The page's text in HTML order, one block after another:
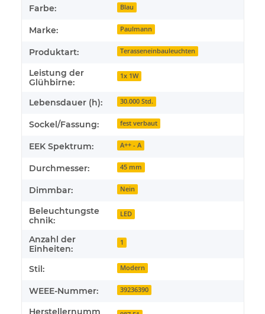
Farbe: Blau
Marke: Paulmann
Produktart: Terasseneinbauleuchten
Leistung der
Glühbirne:
1x 1W
Lebensdauer (h): 30.000 Std.
Sockel/Fassung: fest verbaut
EEK Spektrum: A++ - A
Durchmesser: 45 mm
Dimmbar: Nein
Beleuchtungste
chnik:
LED
Anzahl der
Einheiten:
1
Stil: Modern
WEEE-Nummer: 39236390
Herstellernumm